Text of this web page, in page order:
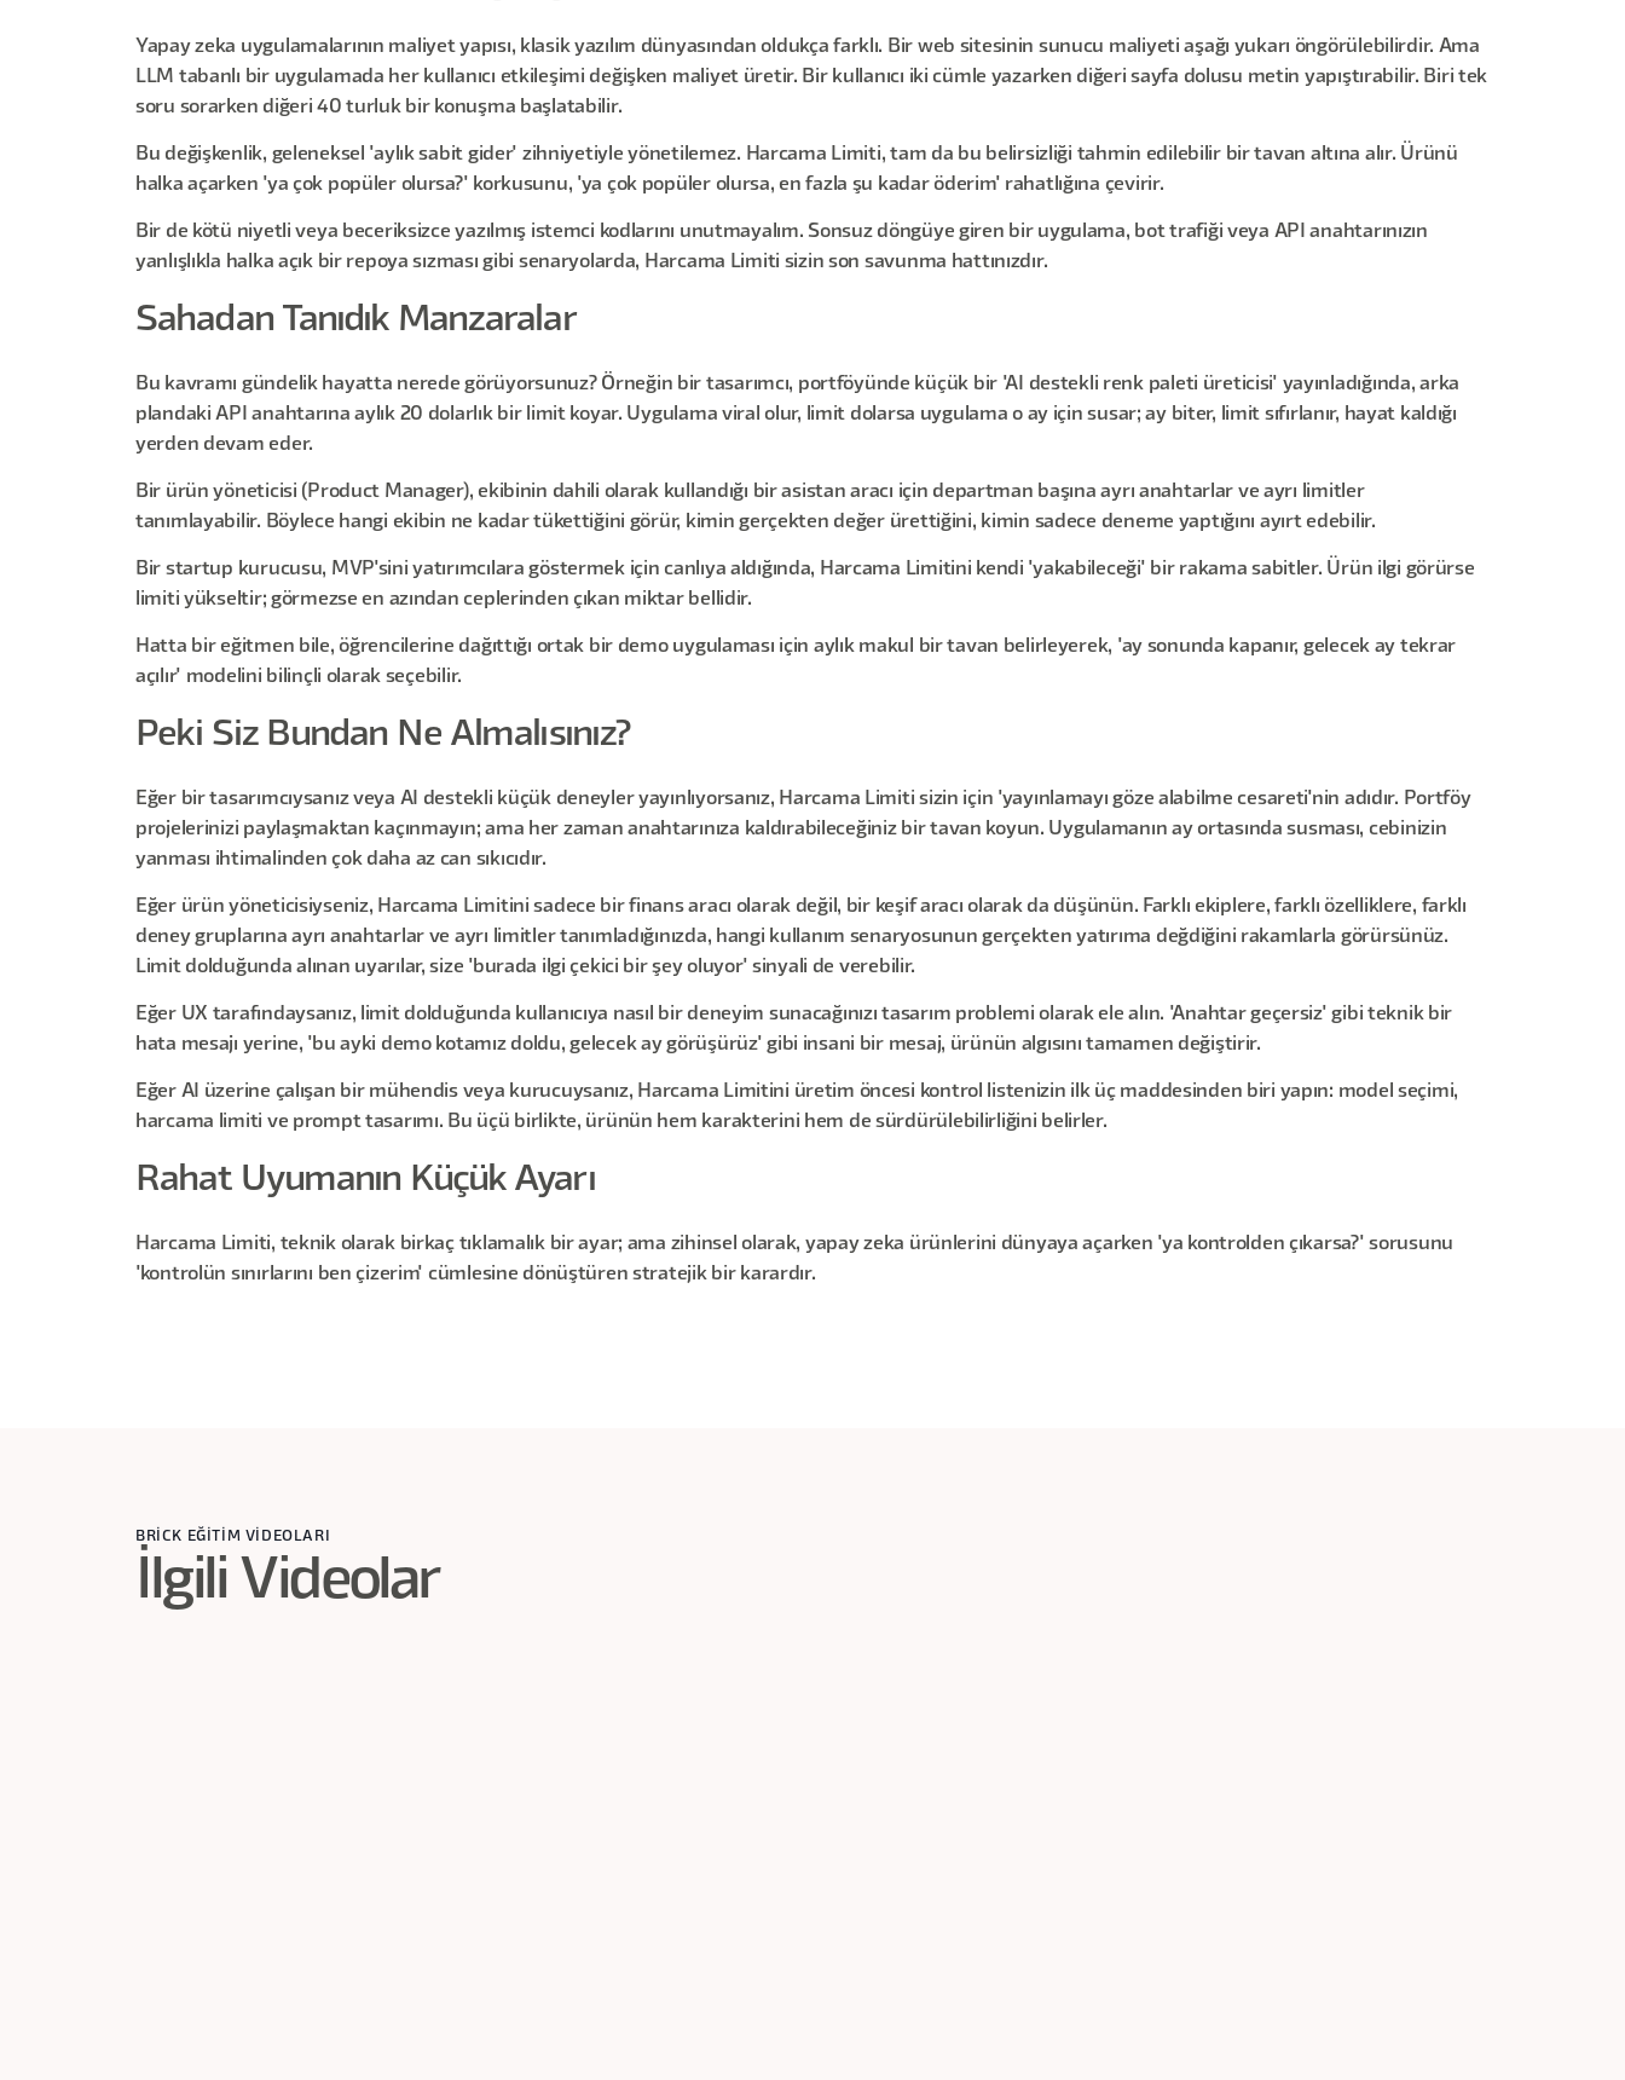
Yapay zeka uygulamalarının maliyet yapısı, klasik yazılım dünyasından oldukça farklı. Bir web sitesinin sunucu maliyeti aşağı yukarı öngörülebilirdir. Ama
LLM tabanlı bir uygulamada her kullanıcı etkileşimi değişken maliyet üretir. Bir kullanıcı iki cümle yazarken diğeri sayfa dolusu metin yapıştırabilir. Biri tek
soru sorarken diğeri 40 turluk bir konuşma başlatabilir.
Bu değişkenlik, geleneksel 'aylık sabit gider' zihniyetiyle yönetilemez. Harcama Limiti, tam da bu belirsizliği tahmin edilebilir bir tavan altına alır. Ürünü
halka açarken 'ya çok popüler olursa?' korkusunu, 'ya çok popüler olursa, en fazla şu kadar öderim' rahatlığına çevirir.
Bir de kötü niyetli veya beceriksizce yazılmış istemci kodlarını unutmayalım. Sonsuz döngüye giren bir uygulama, bot trafiği veya API anahtarınızın
yanlışlıkla halka açık bir repoya sızması gibi senaryolarda, Harcama Limiti sizin son savunma hattınızdır.
Sahadan Tanıdık Manzaralar
Bu kavramı gündelik hayatta nerede görüyorsunuz? Örneğin bir tasarımcı, portföyünde küçük bir 'AI destekli renk paleti üreticisi' yayınladığında, arka
plandaki API anahtarına aylık 20 dolarlık bir limit koyar. Uygulama viral olur, limit dolarsa uygulama o ay için susar; ay biter, limit sıfırlanır, hayat kaldığı
yerden devam eder.
Bir ürün yöneticisi (Product Manager), ekibinin dahili olarak kullandığı bir asistan aracı için departman başına ayrı anahtarlar ve ayrı limitler
tanımlayabilir. Böylece hangi ekibin ne kadar tükettiğini görür, kimin gerçekten değer ürettiğini, kimin sadece deneme yaptığını ayırt edebilir.
Bir startup kurucusu, MVP'sini yatırımcılara göstermek için canlıya aldığında, Harcama Limitini kendi 'yakabileceği' bir rakama sabitler. Ürün ilgi görürse
limiti yükseltir; görmezse en azından ceplerinden çıkan miktar bellidir.
Hatta bir eğitmen bile, öğrencilerine dağıttığı ortak bir demo uygulaması için aylık makul bir tavan belirleyerek, 'ay sonunda kapanır, gelecek ay tekrar
açılır' modelini bilinçli olarak seçebilir.
Peki Siz Bundan Ne Almalısınız?
Eğer bir tasarımcıysanız veya AI destekli küçük deneyler yayınlıyorsanız, Harcama Limiti sizin için 'yayınlamayı göze alabilme cesareti'nin adıdır. Portföy
projelerinizi paylaşmaktan kaçınmayın; ama her zaman anahtarınıza kaldırabileceğiniz bir tavan koyun. Uygulamanın ay ortasında susması, cebinizin
yanması ihtimalinden çok daha az can sıkıcıdır.
Eğer ürün yöneticisiyseniz, Harcama Limitini sadece bir finans aracı olarak değil, bir keşif aracı olarak da düşünün. Farklı ekiplere, farklı özelliklere, farklı
deney gruplarına ayrı anahtarlar ve ayrı limitler tanımladığınızda, hangi kullanım senaryosunun gerçekten yatırıma değdiğini rakamlarla görürsünüz.
Limit dolduğunda alınan uyarılar, size 'burada ilgi çekici bir şey oluyor' sinyali de verebilir.
Eğer UX tarafındaysanız, limit dolduğunda kullanıcıya nasıl bir deneyim sunacağınızı tasarım problemi olarak ele alın. 'Anahtar geçersiz' gibi teknik bir
hata mesajı yerine, 'bu ayki demo kotamız doldu, gelecek ay görüşürüz' gibi insani bir mesaj, ürünün algısını tamamen değiştirir.
Eğer AI üzerine çalışan bir mühendis veya kurucuysanız, Harcama Limitini üretim öncesi kontrol listenizin ilk üç maddesinden biri yapın: model seçimi,
harcama limiti ve prompt tasarımı. Bu üçü birlikte, ürünün hem karakterini hem de sürdürülebilirliğini belirler.
Rahat Uyumanın Küçük Ayarı
Harcama Limiti, teknik olarak birkaç tıklamalık bir ayar; ama zihinsel olarak, yapay zeka ürünlerini dünyaya açarken 'ya kontrolden çıkarsa?' sorusunu
'kontrolün sınırlarını ben çizerim' cümlesine dönüştüren stratejik bir karardır.
BRİCK EĞİTİM VİDEOLARI
İlgili Videolar